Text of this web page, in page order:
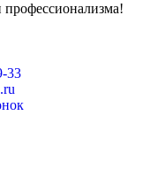
33